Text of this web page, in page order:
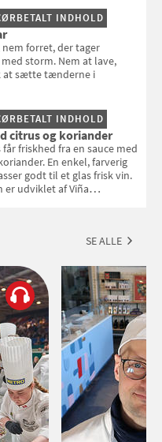
Oliver.
INDHOLD
nem forret, der tager
storm. Nem at lave,
at sætte tænderne i
INDHOLD
citrus og koriander
får friskhed fra en sauce med
En enkel, farverig
godt til et glas frisk vin.
er udviklet af Viña
SE ALLE